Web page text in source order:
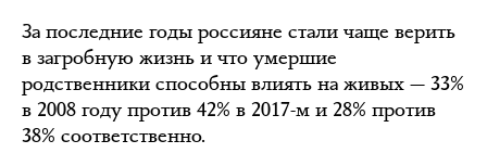
За последние годы россияне стали чаще верить
в загробную жизнь и что умершие
родственники способны влиять на живых — 33%
в 2008 году против 42% в 2017-м и 28% против
38% соответственно.